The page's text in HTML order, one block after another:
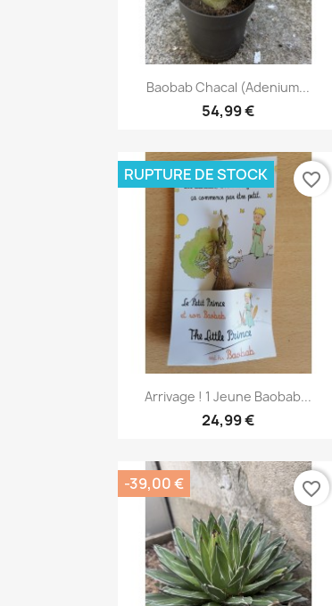
Aperçu rapide
Baobab Chacal (adenium...
54,99 €
Aperçu rapide
Arrivage ! 1 Jeune Baobab...
24,99 €
RUPTURE DE STOCK favorite_border
-39,00 € favorite_border